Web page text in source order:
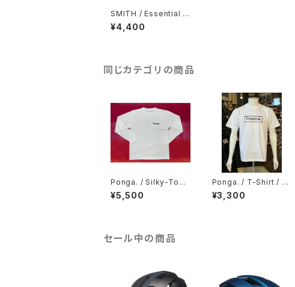
SMITH / Essential T
‐shirt / White
¥4,400
同じカテゴリの商品
Ponga. / Silky-Touc
h Long Sleeve T-Sh
irt / White
¥5,500
Ponga. / T-Shirt / W
hite
¥3,300
セール中の商品